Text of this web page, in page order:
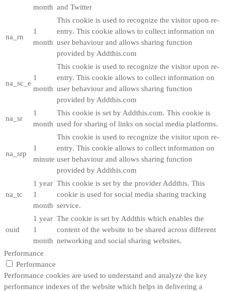
month and Twitter
na_rn
1
month
This cookie is used to recognize the visitor upon re-
entry. This cookie allows to collect information on
user behaviour and allows sharing function
provided by Addthis.com
na_sc_e
1
month
This cookie is used to recognize the visitor upon re-
entry. This cookie allows to collect information on
user behaviour and allows sharing function
provided by Addthis.com
na_sr
1
month
This cookie is set by Addthis.com. This cookie is
used for sharing of links on social media platforms.
na_srp
1
minute
This cookie is used to recognize the visitor upon re-
entry. This cookie allows to collect information on
user behaviour and allows sharing function
provided by Addthis.com
na_tc
1 year
1
month
This cookie is set by the provider Addthis. This
cookie is used for social media sharing tracking
service.
ouid
1 year
1
month
The cookie is set by Addthis which enables the
content of the website to be shared across different
networking and social sharing websites.
Performance
Performance
Performance cookies are used to understand and analyze the key
performance indexes of the website which helps in delivering a